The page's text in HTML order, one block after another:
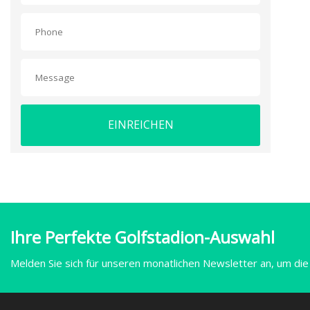
EINREICHEN
Ihre Perfekte Golfstadion-Auswahl
Melden Sie sich für unseren monatlichen Newsletter an, um